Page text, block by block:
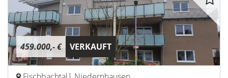
459.000,- € VERKAUFT